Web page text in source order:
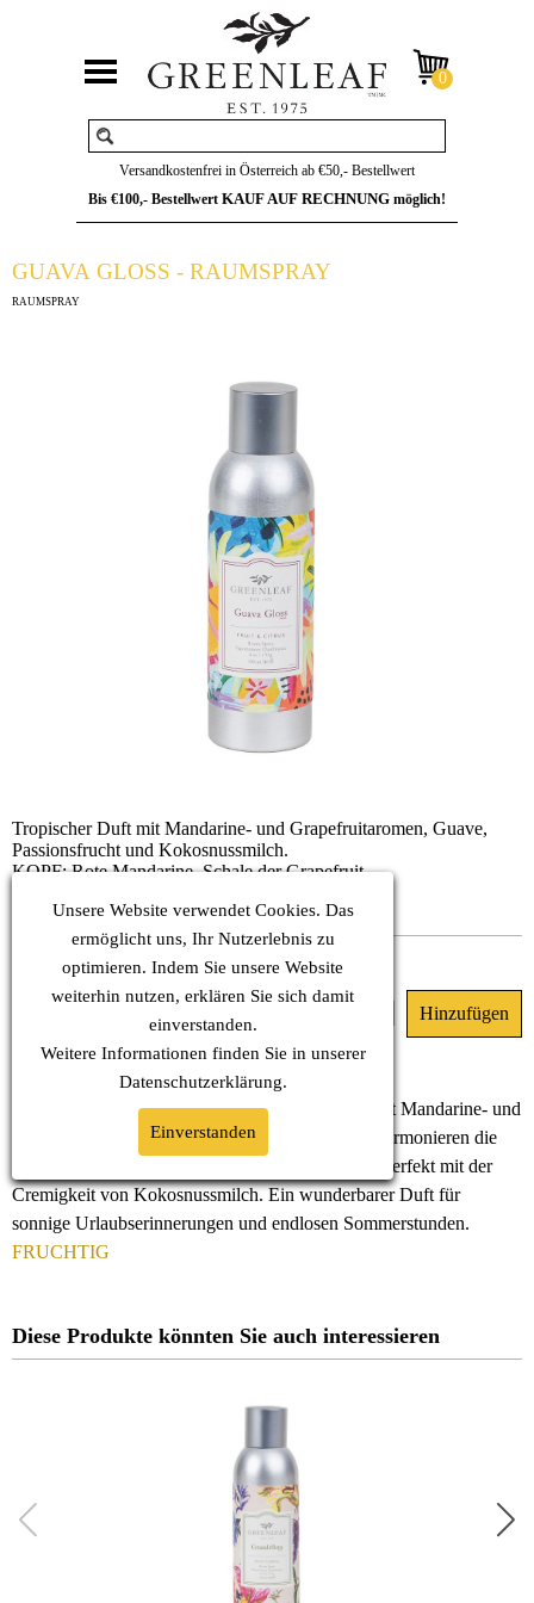
Versandkostenfrei in Österreich ab €50,- Bestellwert
Bis €100,- Bestellwert KAUF AUF RECHNUNG möglich!
GUAVA GLOSS - RAUMSPRAY
RAUMSPRAY
Tropischer Duft mit Mandarine- und Grapefruitaromen, Guave,
Passionsfrucht und Kokosnussmilch.
KOPF: Rote Mandarine, Schale der Grapefruit
BASIS: Pfirsich, Kokosnussmilch
Sofort verfügbar
(MwSt. Inkl.)
Guava Gloss ist ein strahlender, tropischer Duft mit Mandarine- und
Grapefruitaromen in der Kopfnote. Im Mittelteil harmonieren die
exotischen Noten von Guave und Passionsfrucht perfekt mit der
Cremigkeit von Kokosnussmilch. Ein wunderbarer Duft für
sonnige Urlaubserinnerungen und endlosen Sommerstunden.
FRUCHTIG
Diese Produkte könnten Sie auch interessieren
Unsere Website verwendet Cookies. Das
ermöglicht uns, Ihr Nutzerlebnis zu
optimieren. Indem Sie unsere Website
weiterhin nutzen, erklären Sie sich damit
einverstanden.
Weitere Informationen finden Sie in unserer
Datenschutzerklärung.
Einverstanden